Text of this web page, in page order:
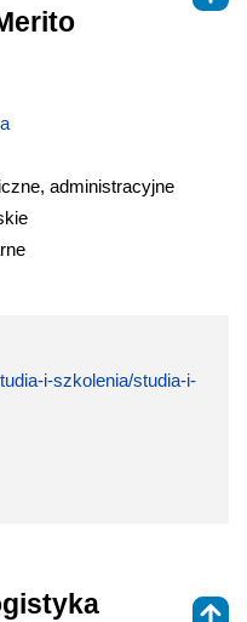
administracyjne
i-szkolenia/studia-i-